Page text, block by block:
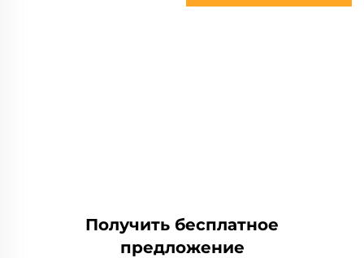
Получить бесплатное
предложение